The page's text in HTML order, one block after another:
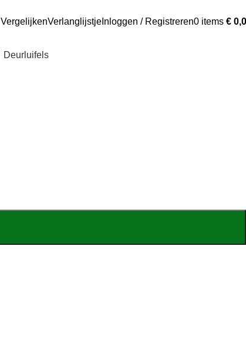
VergelijkenVerlanglijstje Inloggen / Registreren0 items €
Deurluifels